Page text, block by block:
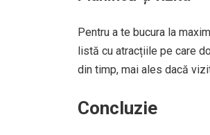
Pentru a te bucura la
listă cu atracțiile pe care
din timp, mai ales dacă
Concluzie